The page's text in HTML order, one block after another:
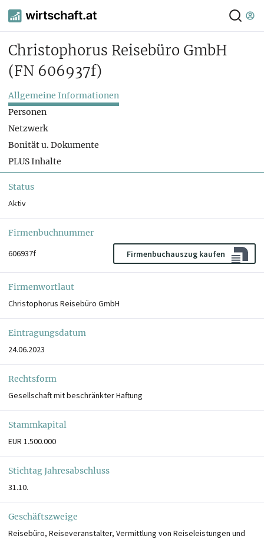
Christophorus Reisebüro GmbH
(FN 606937f)
Allgemeine Informationen
Personen
Netzwerk
Bonität u. Dokumente
PLUS Inhalte
Status
Aktiv
Firmenbuchnummer
606937f
Firmenbuchauszug kaufen
Firmenwortlaut
Christophorus Reisebüro GmbH
Eintragungsdatum
24.06.2023
Rechtsform
Gesellschaft mit beschränkter Haftung
Stammkapital
EUR 1.500.000
Stichtag Jahresabschluss
31.10.
Geschäftszweige
Reisebüro, Reiseveranstalter, Vermittlung von Reiseleistungen und